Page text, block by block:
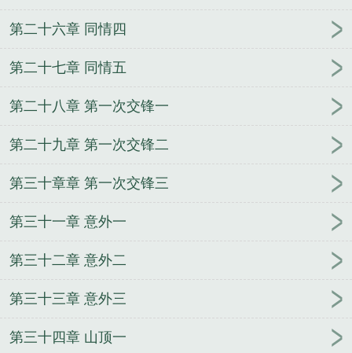
第二十六章 同情四
第二十七章 同情五
第二十八章 第一次交锋一
第二十九章 第一次交锋二
第三十章章 第一次交锋三
第三十一章 意外一
第三十二章 意外二
第三十三章 意外三
第三十四章 山顶一